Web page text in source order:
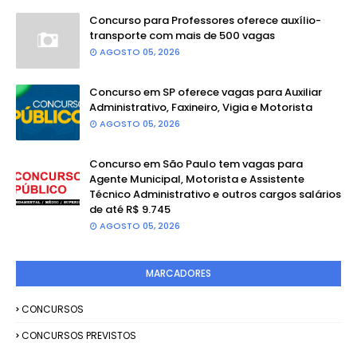
Concurso para Professores oferece auxílio-
transporte com mais de 500 vagas
AGOSTO 05, 2026
Concurso em SP oferece vagas para Auxiliar
Administrativo, Faxineiro, Vigia e Motorista
AGOSTO 05, 2026
Concurso em São Paulo tem vagas para
Agente Municipal, Motorista e Assistente
Técnico Administrativo e outros cargos salários
de até R$ 9.745
AGOSTO 05, 2026
MARCADORES
CONCURSOS
CONCURSOS PREVISTOS